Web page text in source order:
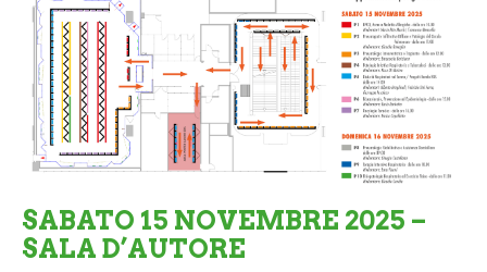
SABATO 15 NOVEMBRE 2025 –
SALA D’AUTORE